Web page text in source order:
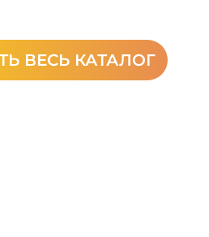
ВЕСЬ КАТАЛОГ